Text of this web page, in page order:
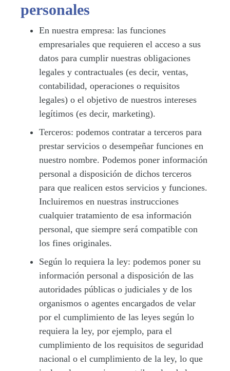
personales
En nuestra empresa: las funciones
empresariales que requieren el acceso a sus
datos para cumplir nuestras obligaciones
legales y contractuales (es decir, ventas,
contabilidad, operaciones o requisitos
legales) o el objetivo de nuestros intereses
legítimos (es decir, marketing).
Terceros: podemos contratar a terceros para
prestar servicios o desempeñar funciones en
nuestro nombre. Podemos poner información
personal a disposición de dichos terceros
para que realicen estos servicios y funciones.
Incluiremos en nuestras instrucciones
cualquier tratamiento de esa información
personal, que siempre será compatible con
los fines originales.
Según lo requiera la ley: podemos poner su
información personal a disposición de las
autoridades públicas o judiciales y de los
organismos o agentes encargados de velar
por el cumplimiento de las leyes según lo
requiera la ley, por ejemplo, para el
cumplimiento de los requisitos de seguridad
nacional o el cumplimiento de la ley, lo que